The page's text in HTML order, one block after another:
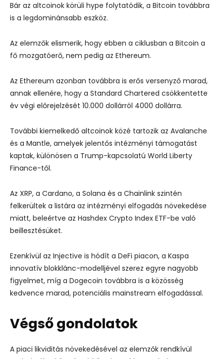
Bár az altcoinok körüli hype folytatódik, a Bitcoin továbbra
is a legdominánsabb eszköz.
Az elemzők elismerik, hogy ebben a ciklusban a Bitcoin a
fő mozgatóerő, nem pedig az Ethereum.
Az Ethereum azonban továbbra is erős versenyző marad,
annak ellenére, hogy a Standard Chartered csökkentette
év végi előrejelzését 10.000 dollárról 4000 dollárra.
További kiemelkedő altcoinok közé tartozik az Avalanche
és a Mantle, amelyek jelentős intézményi támogatást
kaptak, különösen a Trump-kapcsolatú World Liberty
Finance-től.
Az XRP, a Cardano, a Solana és a Chainlink szintén
felkerültek a listára az intézményi elfogadás növekedése
miatt, beleértve az Hashdex Crypto Index ETF-be való
beillesztésüket.
Ezenkívül az Injective is hódít a DeFi piacon, a Kaspa
innovatív blokklánc-modelljével szerez egyre nagyobb
figyelmet, míg a Dogecoin továbbra is a közösség
kedvence marad, potenciális mainstream elfogadással.
Végső gondolatok
A piaci likviditás növekedésével az elemzők rendkívül